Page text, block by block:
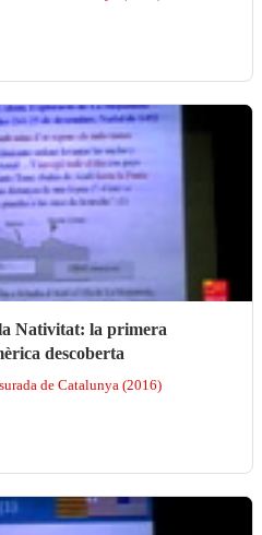
Nativitat: la primera
descoberta
de Catalunya (2016)